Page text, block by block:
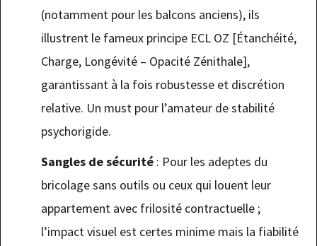
(notamment pour les balcons anciens), ils
illustrent le fameux principe ECL OZ [Étanchéité,
Charge, Longévité – Opacité Zénithale],
garantissant à la fois robustesse et discrétion
relative. Un must pour l’amateur de stabilité
psychorigide.
Sangles de sécurité: Pour les adeptes du
bricolage sans outils ou ceux qui louent leur
appartement avec frilosité contractuelle ;
l’impact visuel est certes minime mais la fiabilité